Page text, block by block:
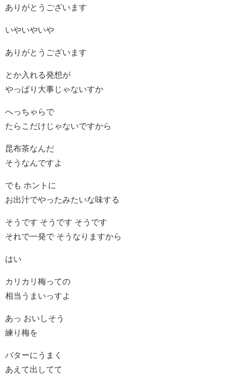
ありがとうございます
いやいやいや
ありがとうございます
とか入れる発想が
やっぱり大事じゃないすか
へっちゃらで
たらこだけじゃないですから
昆布茶なんだ
そうなんですよ
でも ホントに
お出汁でやったみたいな味する
そうです そうです そうです
それで一発で そうなりますから
はい
カリカリ梅っての
相当うまいっすよ
あっ おいしそう
練り梅を
バターにうまく
あえて出してて